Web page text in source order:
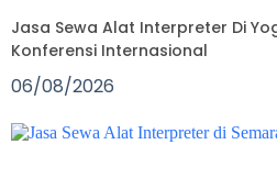
Jasa Sewa Alat Interpreter Di
Konferensi Internasional
06/08/2026